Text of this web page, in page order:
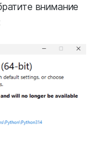
внимание